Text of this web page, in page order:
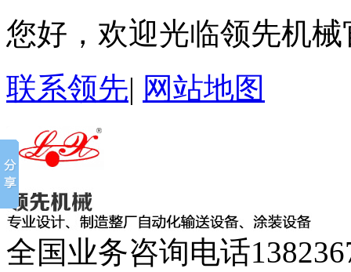
您好，欢迎光临领先机械
联系领先| 网站地图
全国业务咨询电话